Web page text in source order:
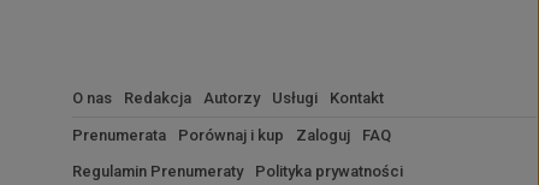
O nas Redakcja Autorzy Usługi Kontakt
Prenumerata Porównaj i kup Zaloguj
FAQ
Regulamin Prenumeraty
Polityka prywatności